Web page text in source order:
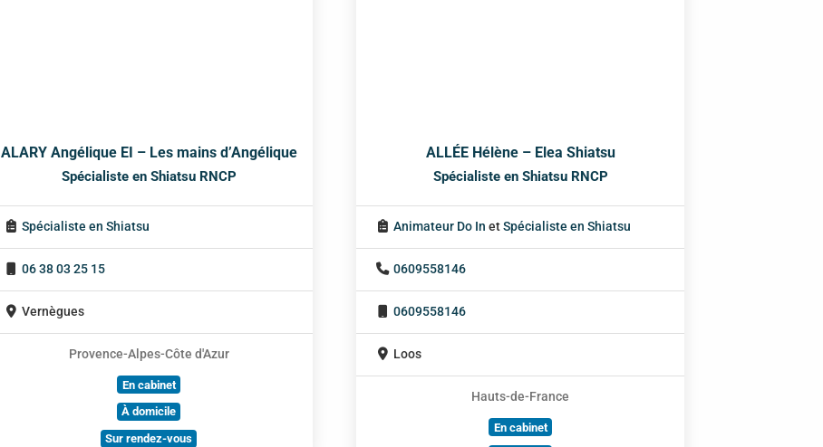
ALARY Angélique EI – Les mains d’Angélique
Spécialiste en Shiatsu RNCP
Spécialiste en Shiatsu
06 38 03 25 15
Vernègues
Provence-Alpes-Côte d'Azur
En cabinet
À domicile
Sur rendez-vous
ALLÉE Hélène – Elea Shiatsu
Spécialiste en Shiatsu RNCP
Animateur Do In etSpécialiste en Shiatsu
0609558146
0609558146
Loos
Hauts-de-France
En cabinet